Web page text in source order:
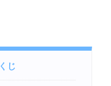
じ